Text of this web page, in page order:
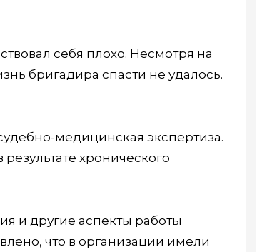
себя плохо. Несмотря на
бригадира спасти не удалось.
медицинская экспертиза.
хронического
и другие аспекты работы
что в организации имели